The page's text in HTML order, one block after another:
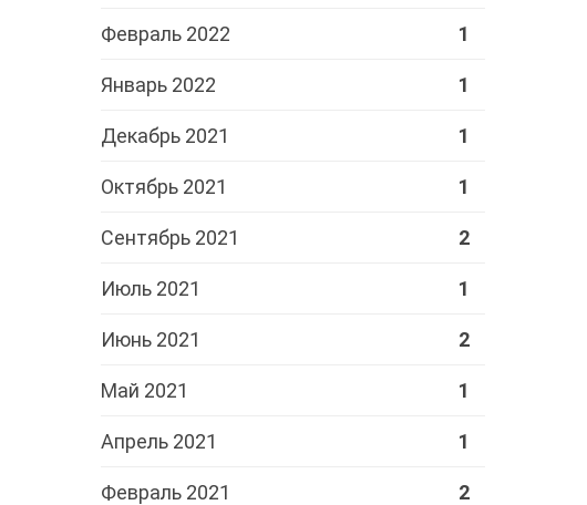
Февраль 2022 1
Январь 2022 1
Декабрь 2021 1
Октябрь 2021 1
Сентябрь 2021 2
Июль 2021 1
Июнь 2021 2
Май 2021 1
Апрель 2021 1
Февраль 2021 2